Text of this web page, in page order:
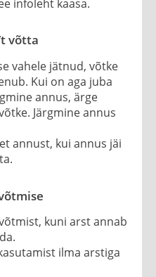
infoleht kaasa.
võtta
vahele jätnud, võtke
Kui on aga juba
annus, ärge
Järgmine annus
annust, kui annus jäi
kuni arst annab
ilma arstiga